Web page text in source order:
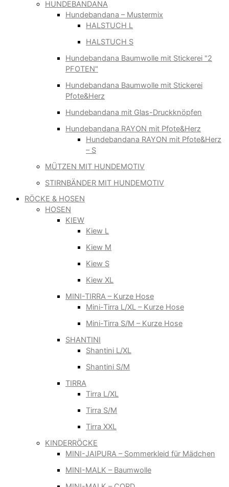
HUNDEBANDANA
Hundebandana – Mustermix
HALSTUCH L
HALSTUCH S
Hundebandana Baumwolle mit Stickerei "2
PFOTEN"
Hundebandana Baumwolle mit Stickerei
Pfote&Herz
Hundebandana mit Glas-Druckknöpfen
Hundebandana RAYON mit Pfote&Herz
Hundebandana RAYON mit Pfote&Herz
– S
MÜTZEN MIT HUNDEMOTIV
STIRNBÄNDER MIT HUNDEMOTIV
RÖCKE & HOSEN
HOSEN
KIEW
Kiew L
Kiew M
Kiew S
Kiew XL
MINI-TIRRA – Kurze Hose
Mini-Tirra L/XL – Kurze Hose
Mini-Tirra S/M – Kurze Hose
SHANTINI
Shantini L/XL
Shantini S/M
TIRRA
Tirra L/XL
Tirra S/M
Tirra XXL
KINDERRÖCKE
MINI-JAIPURA – Sommerkleid für Mädchen
MINI-MALK – Baumwolle